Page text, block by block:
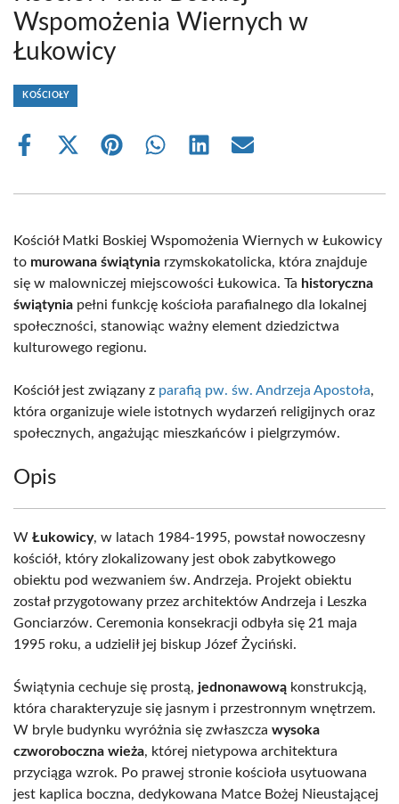
Wspomożenia Wiernych w
Łukowicy
KOŚCIOŁY
Share
Share
(Twitter)
Share Share Share Share
Kościół Matki Boskiej Wspomożenia Wiernych w Łukowicy
to murowana świątynia rzymskokatolicka, która znajduje
się w malowniczej miejscowości Łukowica. Ta historyczna
świątynia pełni funkcję kościoła parafialnego dla lokalnej
społeczności, stanowiąc ważny element dziedzictwa
kulturowego regionu.
Kościół jest związany z parafią pw. św. Andrzeja Apostoła,
która organizuje wiele istotnych wydarzeń religijnych oraz
społecznych, angażując mieszkańców i pielgrzymów.
Opis
W Łukowicy, w latach 1984-1995, powstał nowoczesny
kościół, który zlokalizowany jest obok zabytkowego
obiektu pod wezwaniem św. Andrzeja. Projekt obiektu
został przygotowany przez architektów Andrzeja i Leszka
Gonciarzów. Ceremonia konsekracji odbyła się 21 maja
1995 roku, a udzielił jej biskup Józef Życiński.
Świątynia cechuje się prostą, jednonawową konstrukcją,
która charakteryzuje się jasnym i przestronnym wnętrzem.
W bryle budynku wyróżnia się zwłaszcza wysoka
czworoboczna wieża, której nietypowa architektura
przyciąga wzrok. Po prawej stronie kościoła usytuowana
jest kaplica boczna, dedykowana Matce Bożej Nieustającej